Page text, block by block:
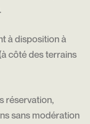
à disposition à
côté des terrains
réservation,
sans modération